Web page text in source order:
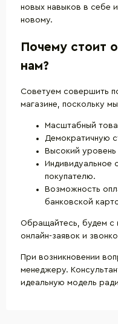
новых навыков в себе
новому.
Почему стоит
нам?
Советуем совершить
магазине, поскольку
Масштабный
Демократичную
Высокий
Индивидуальное
покупателю.
Возможность
банковской
Обращайтесь, будем с
онлайн-заявок и
При возникновении
менеджеру.
идеальную модель